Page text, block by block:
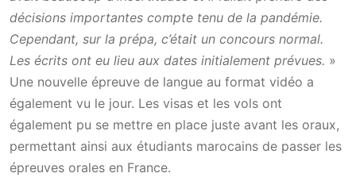
décisions importantes compte tenu de la pandémie.
Cependant, sur la prépa, c’était un concours normal.
Les écrits ont eu lieu aux dates initialement prévues. »
Une nouvelle épreuve de langue au format vidéo a
également vu le jour. Les visas et les vols ont
également pu se mettre en place juste avant les oraux,
permettant ainsi aux étudiants marocains de passer les
épreuves orales en France.